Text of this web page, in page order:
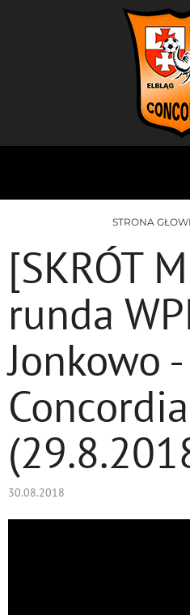
STRONA
[SKRÓT
runda
Jonkowo -
30.08.2018